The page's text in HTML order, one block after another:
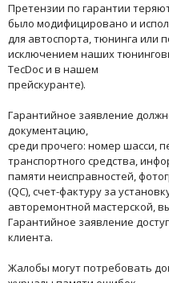
Претензии по гарантии
было модифицировано и
для автоспорта, тюнинга или
исключением наших
TecDoc и в нашем
прейскуранте).
Гарантийное заявление
документацию,
среди прочего: номер шасси,
транспортного средства,
памяти неисправностей,
(QC), счет-фактуру за
авторемонтной мастерской,
Гарантийное заявление
клиента.
Жалобы могут потребовать